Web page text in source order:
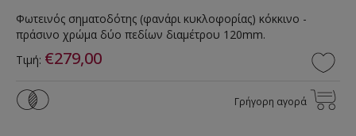
Φωτεινός σηματοδότης (φανάρι κυκλοφορίας) κόκκινο -
πράσινο χρώμα δύο πεδίων διαμέτρου 120mm.
Τιμή: €279,00
Γρήγορη αγορά